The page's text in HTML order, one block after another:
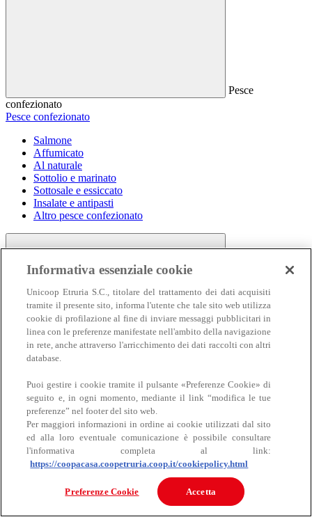
Pesce
confezionato
Pesce confezionato
Salmone
Affumicato
Al naturale
Sottolio e marinato
Sottosale e essiccato
Insalate e antipasti
Altro pesce confezionato
Carne
Carne
Bovino
Informativa essenziale cookie
Unicoop Etruria S.C., titolare del trattamento dei dati acquisiti
tramite il presente sito, informa l'utente che tale sito web utilizza
cookie di profilazione al fine di inviare messaggi pubblicitari in
linea con le preferenze manifestate nell'ambito della navigazione
in rete, anche attraverso l'arricchimento dei dati raccolti con altri
database.
Puoi gestire i cookie tramite il pulsante «Preferenze Cookie» di
seguito e, in ogni momento, mediante il link “modifica le tue
preferenze” nel footer del sito web.
Per maggiori informazioni in ordine ai cookie utilizzati dal sito
ed alla loro eventuale comunicazione è possibile consultare
l'informativa completa al link:
https://coopacasa.coopetruria.coop.it/cookiepolicy.html
Preferenze Cookie Accetta